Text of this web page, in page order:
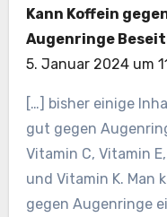
Kann Koffein
Augenringe
5. Januar 2024 um
[…] bisher einige
gut gegen
Vitamin C, Vitamin
und Vitamin K. Man
gegen Augenringe